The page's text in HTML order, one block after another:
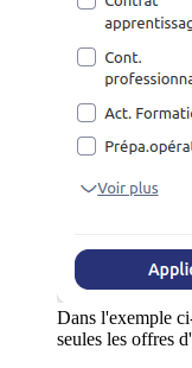
Dans l'exemple
seules les offres